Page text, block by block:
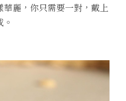
麗，你只需要一對，戴上